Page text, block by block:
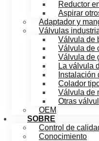
Reductor
Aspirar
Adaptador y
Válvulas
Válvula de
Válvula de
Válvula de
La válvula
Instalación
Colador
Válvula de
Otras
OEM
SOBRE
Control de
Conocimiento